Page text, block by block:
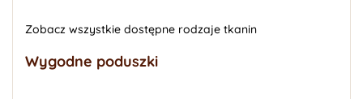
Zobacz wszystkie dostępne rodzaje tkanin
Wygodne poduszki